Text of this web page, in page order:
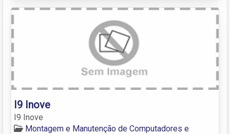
I9 Inove
I9 Inove
Montagem e Manutenção de Computadores e